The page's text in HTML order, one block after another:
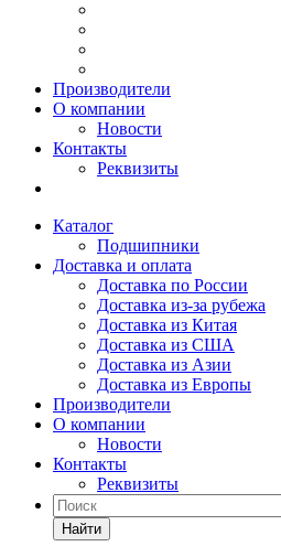
Производители
О компании
Новости
Контакты
Реквизиты
Каталог
Подшипники
Доставка и оплата
Доставка по России
Доставка из-за рубежа
Доставка из Китая
Доставка из США
Доставка из Азии
Доставка из Европы
Производители
О компании
Новости
Контакты
Реквизиты
Найти